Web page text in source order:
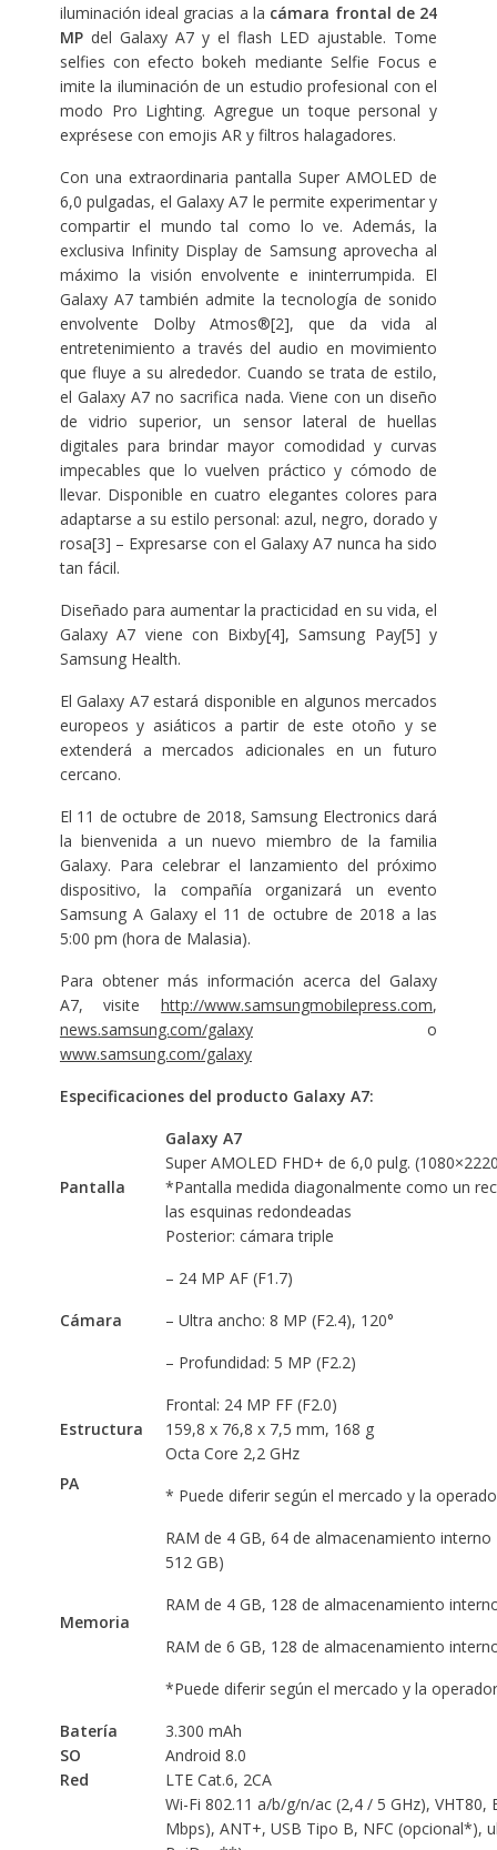
iluminación ideal gracias a la cámara frontal de 24
MPdel Galaxy A7 y el flash LED ajustable. Tome
selfies con efecto bokeh mediante Selfie Focus e
imite la iluminación de un estudio profesional con el
modo Pro Lighting. Agregue un toque personal y
exprésese con emojis AR y filtros halagadores.
Con una extraordinaria pantalla Super AMOLED de
6,0 pulgadas, el Galaxy A7 le permite experimentar y
compartir el mundo tal como lo ve. Además, la
exclusiva Infinity Display de Samsung aprovecha al
máximo la visión envolvente e ininterrumpida. El
Galaxy A7 también admite la tecnología de sonido
envolvente Dolby Atmos®[2], que da vida al
entretenimiento a través del audio en movimiento
que fluye a su alrededor. Cuando se trata de estilo,
el Galaxy A7 no sacrifica nada. Viene con un diseño
de vidrio superior, un sensor lateral de huellas
digitales para brindar mayor comodidad y curvas
impecables que lo vuelven práctico y cómodo de
llevar. Disponible en cuatro elegantes colores para
adaptarse a su estilo personal: azul, negro, dorado y
rosa[3] – Expresarse con el Galaxy A7 nunca ha sido
tan fácil.
Diseñado para aumentar la practicidad en su vida, el
Galaxy A7 viene con Bixby[4], Samsung Pay[5] y
Samsung Health.
El Galaxy A7 estará disponible en algunos mercados
europeos y asiáticos a partir de este otoño y se
extenderá a mercados adicionales en un futuro
cercano.
El 11 de octubre de 2018, Samsung Electronics dará
la bienvenida a un nuevo miembro de la familia
Galaxy. Para celebrar el lanzamiento del próximo
dispositivo, la compañía organizará un evento
Samsung A Galaxy el 11 de octubre de 2018 a las
5:00 pm (hora de Malasia).
Para obtener más información acerca del Galaxy
A7, visitehttp://www.samsungmobilepress.com,
news.samsung.com/galaxyo
www.samsung.com/galaxy
Especificaciones del producto Galaxy A7:
Galaxy A7
Pantalla
Super AMOLED FHD+ de 6,0 pulg.
*Pantalla medida diagonalmente como un
las esquinas redondeadas
Cámara
Posterior: cámara triple
– 24 MP AF (F1.7)
– Ultra ancho: 8 MP (F2.4), 120°
– Profundidad: 5 MP (F2.2)
Frontal: 24 MP FF (F2.0)
Estructura
159,8 x 76,8 x 7,5 mm, 168 g
PA
Octa Core 2,2 GHz
* Puede diferir según el mercado y la
Memoria
RAM de 4 GB, 64 de almacenamiento
512 GB)
RAM de 4 GB, 128 de almacenamiento
RAM de 6 GB, 128 de almacenamiento
*Puede diferir según el mercado y la
Batería
3.300 mAh
SO
Android 8.0
Red
LTE Cat.6, 2CA
Wi-Fi 802.11 a/b/g/n/ac (2,4 / 5 GHz),
Mbps), ANT+, USB Tipo B, NFC (opcional*),